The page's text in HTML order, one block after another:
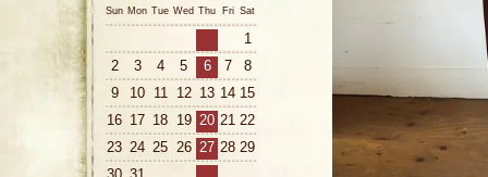
Sun Mon Tue Wed Thu Fri Sat
1
2
3 4 5 6 7
8
9
10 11 12 13 14 15
16 17 18 19 20 21 22
23 24 25 26 27 28 29